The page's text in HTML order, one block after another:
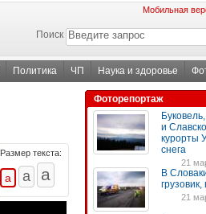
Мобильная
Поиск
Политика ЧП Наука и здоровье
Размер текста:
Фоторепортаж
и
курорты
снега
21
В
21